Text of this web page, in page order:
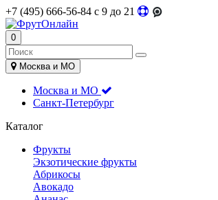
+7 (495) 666-56-84 c 9 до 21
0
Москва и МО
Москва и МО
Санкт-Петербург
Каталог
Фрукты
Экзотические фрукты
Абрикосы
Авокадо